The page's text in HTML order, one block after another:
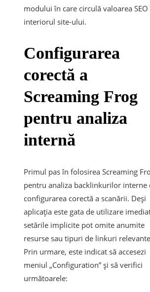
modului în care circulă valoarea SEO
interiorul site-ului.
Configurarea
corectă a
Screaming Frog
pentru analiza
internă
Primul pas în folosirea Screaming
pentru analiza backlinkurilor interne
configurarea corectă a scanării. Deși
aplicația este gata de utilizare
setările implicite pot omite anumite
resurse sau tipuri de linkuri
Prin urmare, este indicat să accesezi
meniul „Configuration” și să verifici
următoarele: